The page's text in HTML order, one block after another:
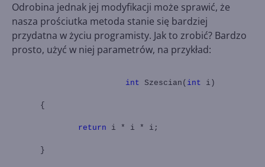
Odrobina jednak jej modyfikacji może sprawić, że
nasza prościutka metoda stanie się bardziej
przydatna w życiu programisty. Jak to zrobić? Bardzo
prosto, użyć w niej parametrów, na przykład:
int Szescian( int i)
{
return i * i * i;
}